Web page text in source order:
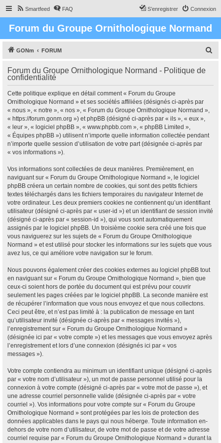
Smartfeed FAQ Connexion
S’enregistrer
Forum du Groupe Ornithologique Normand
GONm FORUM
h
Forum du Groupe Ornithologique Normand - Politique de
confidentialité
Cette politique explique en détail comment « Forum du Groupe
Ornithologique Normand » et ses sociétés affiliées (désignés ci-après par
« nous », « notre », « nos », « Forum du Groupe Ornithologique Normand »,
« https://forum.gonm.org ») et phpBB (désigné ci-après par « ils », « eux »,
« leur », « logiciel phpBB », « www.phpbb.com », « phpBB Limited »,
« Équipes phpBB ») utilisent n’importe quelle information collectée pendant
n’importe quelle session d’utilisation de votre part (désignée ci-après par
« vos informations »).
Vos informations sont collectées de deux manières. Premièrement, en
naviguant sur « Forum du Groupe Ornithologique Normand », le logiciel
phpBB créera un certain nombre de cookies, qui sont des petits fichiers
textes téléchargés dans les fichiers temporaires du navigateur Internet de
votre ordinateur. Les deux premiers cookies ne contiennent qu’un identifiant
utilisateur (désigné ci-après par « user-id ») et un identifiant de session invité
(désigné ci-après par « session-id »), qui vous sont automatiquement
assignés par le logiciel phpBB. Un troisième cookie sera créé une fois que
vous naviguerez sur les sujets de « Forum du Groupe Ornithologique
Normand » et est utilisé pour stocker les informations sur les sujets que vous
avez lus, ce qui améliore votre navigation sur le forum.
Nous pouvons également créer des cookies externes au logiciel phpBB tout
en naviguant sur « Forum du Groupe Ornithologique Normand », bien que
ceux-ci soient hors de portée du document qui est prévu pour couvrir
seulement les pages créées par le logiciel phpBB. La seconde manière est
de récupérer l’information que vous nous envoyez et que nous collectons.
Ceci peut être, et n’est pas limité à : la publication de message en tant
qu’utilisateur invité (désignée ci-après par « messages invités »),
l’enregistrement sur « Forum du Groupe Ornithologique Normand »
(désignée ici par « votre compte ») et les messages que vous envoyez après
l’enregistrement et lors d’une connexion (désignés ici par « vos
messages »).
Votre compte contiendra au minimum un identifiant unique (désigné ci-après
par « votre nom d’utilisateur »), un mot de passe personnel utilisé pour la
connexion à votre compte (désigné ci-après par « votre mot de passe »), et
une adresse courriel personnelle valide (désignée ci-après par « votre
courriel »). Vos informations pour votre compte sur « Forum du Groupe
Ornithologique Normand » sont protégées par les lois de protection des
données applicables dans le pays qui nous héberge. Toute information en-
dehors de votre nom d’utilisateur, de votre mot de passe et de votre adresse
courriel requise par « Forum du Groupe Ornithologique Normand » durant la